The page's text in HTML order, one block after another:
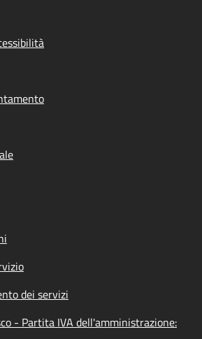
dei servizi
- Partita IVA dell'amministrazione: